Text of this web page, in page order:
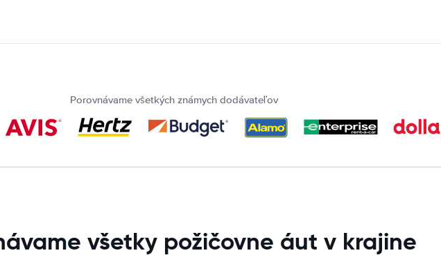
Porovnávame všetkých známych dodávateľov
všetky požičovne áut v krajine